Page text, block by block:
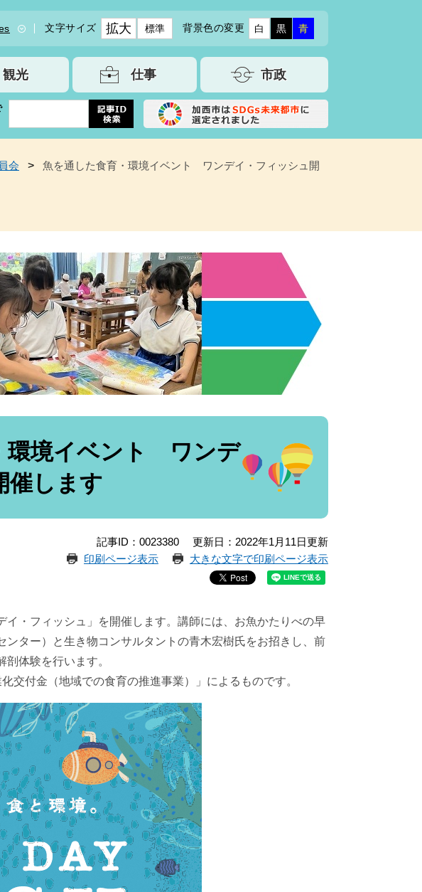
文字サイズ 拡大 標準 背景色の変更 白 黒 青
観光 仕事 市政
会 >
魚を通した食育・環境イベント ワンデイ・フィッシュ開
環境イベント ワンデ
催します
記事ID：0023380
更新日：2022年1月11日更新
印刷ページ表示
大きな文字で印刷ページ表示
イ・フィッシュ」を開催します。講師には、お魚かたりべの早
ンター）と生き物コンサルタントの青木宏樹氏をお招きし、前
体験を行います。
交付金（地域での食育の推進事業）」によるものです。